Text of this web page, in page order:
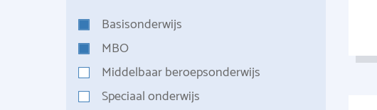
Basisonderwijs
MBO
Middelbaar beroepsonderwijs
Speciaal onderwijs